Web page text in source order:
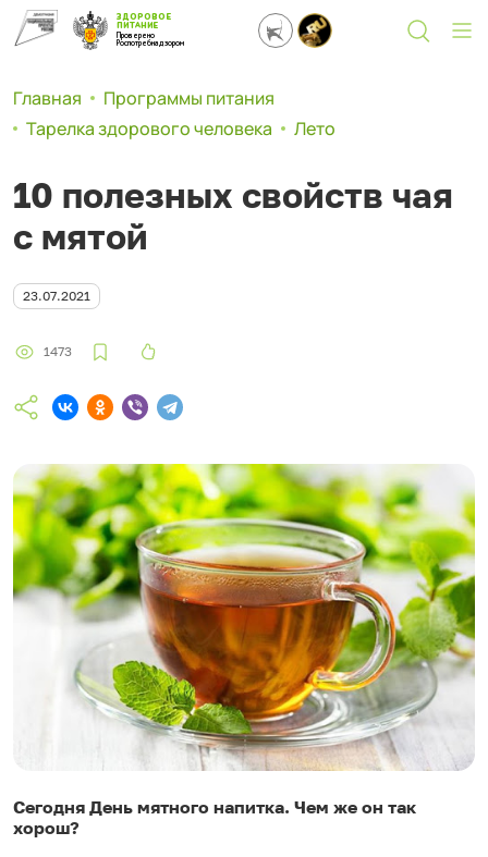
ЗДОРОВОЕ
ПИТАНИЕ
Проверено
Роспотребнадзором
Главная
Программы питания
Тарелка здорового человека
Лето
10 полезных свойств чая
с мятой
23.07.2021
1473
Сегодня День мятного напитка. Чем же он так
хорош?